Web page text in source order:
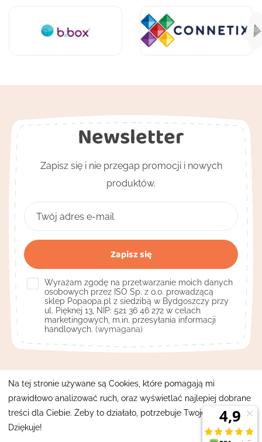
Kontakt
Pomocne linki 
Moje konto 
Newsletter
Zapisz się i nie przegap promocji i nowych
produktów.
Wyrażam zgodę na przetwarzanie moich danych
osobowych przez ISO Sp. z o.o. prowadzącą
sklep Popaopa.pl z siedzibą w Bydgoszczy przy
ul. Pięknej 13, NIP: 521 36 46 272 w celach
marketingowych, m.in. przesyłania informacji
handlowych. (wymagana)
Na tej stronie używane są Cookies, które pomagają mi
prawidłowo analizować ruch, oraz wyświetlać najlepiej dobrane
treści dla Ciebie. Żeby to działało, potrzebuje Twojej zgody.
Dziękuje!